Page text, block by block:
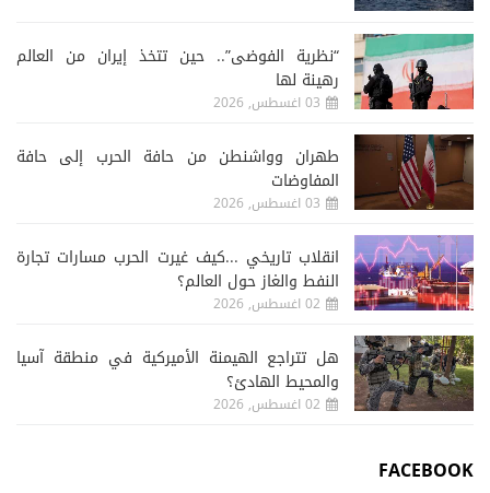
“نظرية الفوضى”.. حين تتخذ إيران من العالم
رهينة لها
03 اغسطس, 2026
طهران وواشنطن من حافة الحرب إلى حافة
المفاوضات
03 اغسطس, 2026
انقلاب تاريخي ...كيف غيرت الحرب مسارات تجارة
النفط والغاز حول العالم؟
02 اغسطس, 2026
هل تتراجع الهيمنة الأميركية في منطقة آسيا
والمحيط الهادئ؟
02 اغسطس, 2026
FACEBOOK